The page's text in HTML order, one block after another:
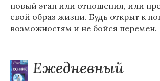
новый этап или отношения, или
свой образ жизни. Будь открыт к
возможностям и не бойся перемен.
Ежедневный